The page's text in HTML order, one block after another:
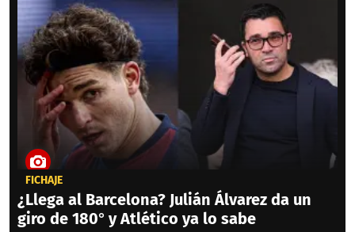
FICHAJE
¿Llega al Barcelona? Julián Álvarez da un
giro de 180° y Atlético ya lo sabe